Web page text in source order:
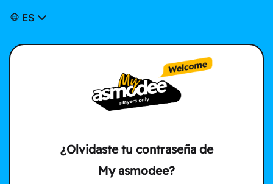
ES
¿Olvidaste tu contraseña de
My asmodee?